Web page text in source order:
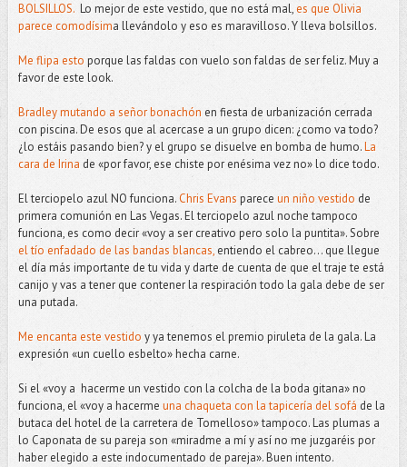
BOLSILLOS. Lo mejor de este vestido, que no está mal,es que Olivia
parece comodísima llevándolo y eso es maravilloso. Y lleva bolsillos.
Me flipa esto porque las faldas con vuelo son faldas de ser feliz. Muy a
favor de este look.
Bradley mutando a señor bonachón en fiesta de urbanización cerrada
con piscina. De esos que al acercase a un grupo dicen: ¿como va todo?
¿lo estáis pasando bien? y el grupo se disuelve en bomba de humo.La
cara de Irina de «por favor, ese chiste por enésima vez no» lo dice todo.
El terciopelo azul NO funciona.Chris Evans parece un niño vestido de
primera comunión en Las Vegas. El terciopelo azul noche tampoco
funciona, es como decir «voy a ser creativo pero solo la puntita». Sobre
el tío enfadado de las bandas blancas, entiendo el cabreo... que llegue
el día más importante de tu vida y darte de cuenta de que el traje te está
canijo y vas a tener que contener la respiración todo la gala debe de ser
una putada.
Me encanta este vestido y ya tenemos el premio piruleta de la gala. La
expresión «un cuello esbelto» hecha carne.
Si el «voy a hacerme un vestido con la colcha de la boda gitana» no
funciona, el «voy a hacerme una chaqueta con la tapicería del sofá de la
butaca del hotel de la carretera de Tomelloso» tampoco. Las plumas a
lo Caponata de su pareja son «miradme a mí y así no me juzgaréis por
haber elegido a este indocumentado de pareja». Buen intento.